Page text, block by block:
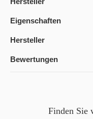
Eigenschaften
Hersteller
Bewertungen
Finden Sie